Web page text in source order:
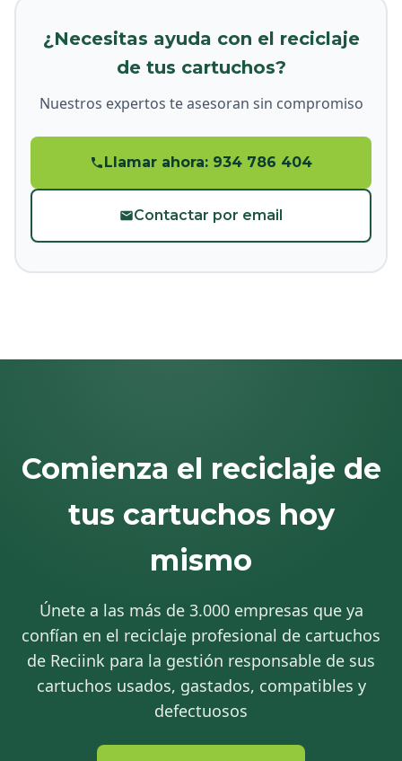
¿Necesitas ayuda con el reciclaje
de tus cartuchos?
Nuestros expertos te asesoran sin compromiso
Llamar ahora: 934 786 404
Contactar por email
Comienza el reciclaje de
tus cartuchos hoy
mismo
Únete a las más de 3.000 empresas que ya
confían en el reciclaje profesional de cartuchos
de Reciink para la gestión responsable de sus
cartuchos usados, gastados, compatibles y
defectuosos